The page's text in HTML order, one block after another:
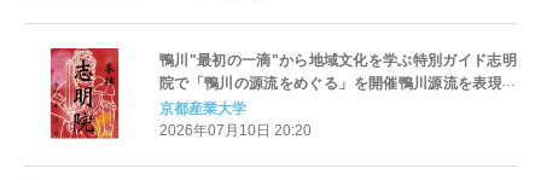
鴨川"最初の一滴"から地域文化を学ぶ特別ガイド志明
院で「鴨川の源流をめぐる」を開催鴨川源流を表現し
た学生制作のオリジナル御朱印を授与
京都産業大学
2026年07月10日 20:20